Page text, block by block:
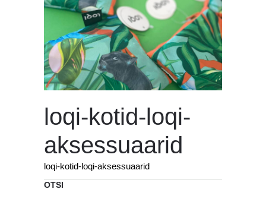
loqi-kotid-loqi-
aksessuaarid
loqi-kotid-loqi-aksessuaarid
OTSI